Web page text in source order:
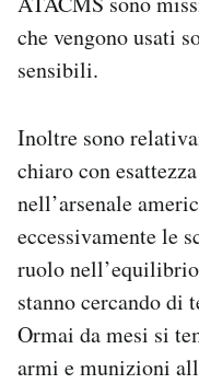
che vengono usati
sensibili.
Inoltre sono
chiaro con
nell’arsenale
eccessivamente le
ruolo
stanno cercando di
Ormai da mesi si
armi e munizioni